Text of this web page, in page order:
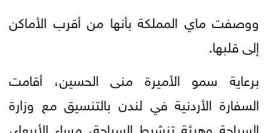
ووصفت ماي المملكة بأنها من أقرب الأماكن
إلى قلبها.
برعاية سمو الأميرة منى الحسين، أقامت
السفارة الأردنية في لندن بالتنسيق مع وزارة
السياحة وهيئة تنشيط السياحة، مساء الأربعاء،